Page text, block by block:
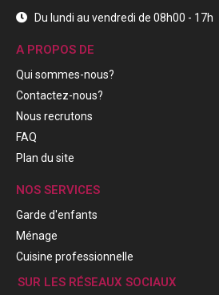
Du lundi au vendredi de 08h00 - 17h
A PROPOS DE
Qui sommes-nous?
Contactez-nous?
Nous recrutons
FAQ
Plan du site
NOS SERVICES
Garde d'enfants
Ménage
Cuisine professionnelle
SUR LES RÉSEAUX SOCIAUX